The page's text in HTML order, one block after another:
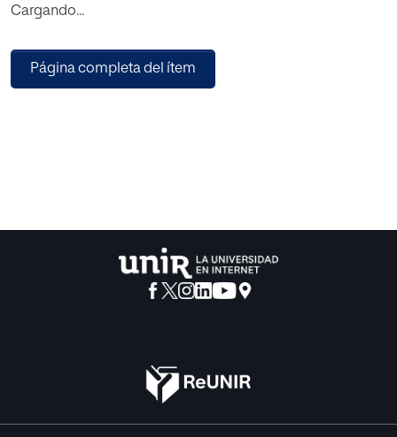
como en el asentamiento de la fotografía como
periodismo gráfico. Paralelamente, ha sido necesario un
estudio de la imagen como clisé que analizara los usos de
Cargando...
Página completa del ítem